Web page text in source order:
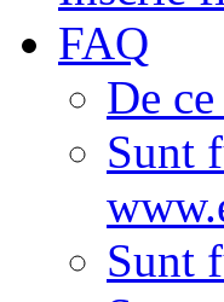
FAQ
De
Sunt
Sunt